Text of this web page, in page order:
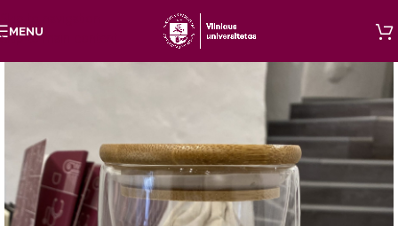
Skip to main content
MENU